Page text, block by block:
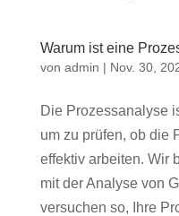
Warum ist eine
von admin | Nov. 30,
Die Prozessanalyse
um zu prüfen, ob die
effektiv arbeiten. Wir
mit der Analyse von
versuchen so, Ihre